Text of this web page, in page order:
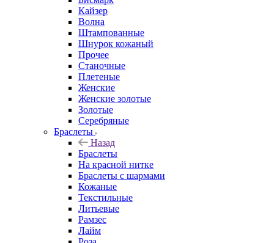
Кайзер
Волна
Штампованные
Шнурок кожаный
Прочее
Станочные
Плетеные
Женские
Женские золотые
Золотые
Серебряные
Браслеты
Назад
Браслеты
На красной нитке
Браслеты с шармами
Кожаные
Текстильные
Литьевые
Рамзес
Лайм